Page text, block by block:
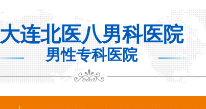
大连北医八男科医院
男性专科医院